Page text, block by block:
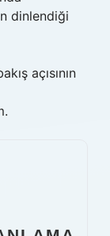
dinlendiği
açısının